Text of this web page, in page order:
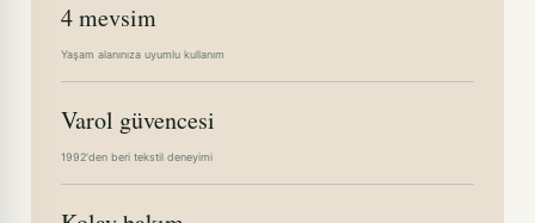
4 mevsim
Yaşam alanınıza uyumlu kullanım
Varol güvencesi
1992'den beri tekstil deneyimi